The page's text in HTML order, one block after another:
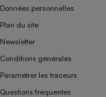
Données personnelles
Plan du site
Newsletter
Conditions générales
Paramétrer les traceurs
Questions fréquentes